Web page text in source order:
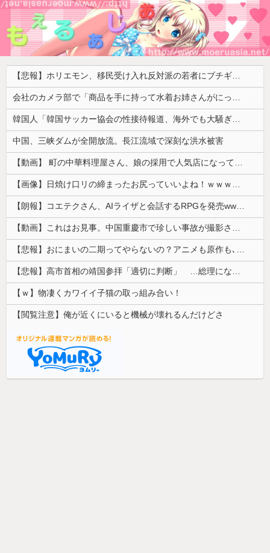
【悲報】ホリエモン、移民受け入れ反対派の若者にブチギレ「差別するなんて最低だ！」 → スタジオ誰も反論できず沈黙 ………
会社のカメラ部で「商品を手に持って水着お姉さんがにっこり」を撮影、だがお姉さんは素人アルバイトで親バレした結果……
韓国人「韓国サッカー協会の性接待報道、海外でも大騒ぎに・・・2002年W杯4強の記録取り消しの声も」→「マジで国の恥だ」「2002年まで疑う価値...
中国、三峡ダムが全開放流。長江流域で深刻な洪水被害
【動画】 町の中華料理屋さん、娘の採用で人気店になってしまう
【画像】日焼け口リの締まったお尻っていいよね！ｗｗｗｗｗ
【朗報】コエテクさん、AIライザと会話するRPGを発売wwwwwwwwwwww
【動画】これはお見事。中国重慶市で珍しい事故が撮影される。
【悲報】おにまいの二期ってやらないの？アニメも原作も､外人からも人気あったのに
【悲報】高市首相の靖国参拝「適切に判断」 …総理になる前の昨年は参拝
【ｗ】物凄くカワイイ子猫の取っ組み合い！
【閲覧注意】俺が近くにいると機械が壊れるんだけどさ